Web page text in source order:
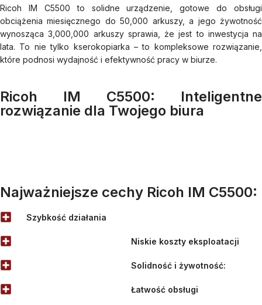
Ricoh IM C5500 to solidne urządzenie, gotowe do obsługi
obciążenia miesięcznego do 50,000 arkuszy, a jego żywotność
wynosząca 3,000,000 arkuszy sprawia, że jest to inwestycja na
lata. To nie tylko kserokopiarka – to kompleksowe rozwiązanie,
które podnosi wydajność i efektywność pracy w biurze.
Ricoh IM C5500: Inteligentne
rozwiązanie dla Twojego biura
Najważniejsze cechy Ricoh IM C5500:
Szybkość działania
Niskie koszty eksploatacji
Solidność i żywotność:
Łatwość obsługi